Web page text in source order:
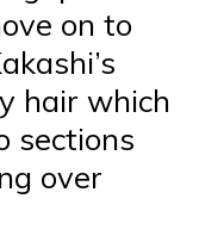
on to
hair which
sections
over